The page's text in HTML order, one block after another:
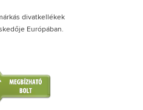
divatkellékek
Európában.